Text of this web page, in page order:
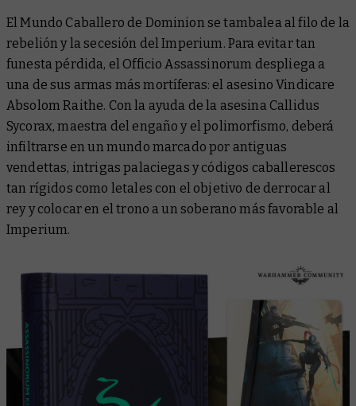
El Mundo Caballero de Dominion se tambalea al filo de la
rebelión y la secesión del Imperium. Para evitar tan
funesta pérdida, el Officio Assassinorum despliega a
una de sus armas más mortíferas: el asesino Vindicare
Absolom Raithe. Con la ayuda de la asesina Callidus
Sycorax, maestra del engaño y el polimorfismo, deberá
infiltrarse en un mundo marcado por antiguas
vendettas, intrigas palaciegas y códigos caballerescos
tan rígidos como letales con el objetivo de derrocar al
rey y colocar en el trono a un soberano más favorable al
Imperium.